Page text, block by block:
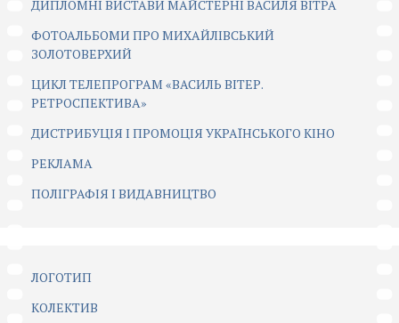
ДИПЛОМНІ ВИСТАВИ МАЙСТЕРНІ ВАСИЛЯ ВІТРА
ФОТОАЛЬБОМИ ПРО МИХАЙЛІВСЬКИЙ
ЗОЛОТОВЕРХИЙ
ЦИКЛ ТЕЛЕПРОГРАМ «ВАСИЛЬ ВІТЕР.
РЕТРОСПЕКТИВА»
ДИСТРИБУЦІЯ І ПРОМОЦІЯ УКРАЇНСЬКОГО КІНО
РЕКЛАМА
ПОЛІГРАФІЯ І ВИДАВНИЦТВО
ЛОГОТИП
КОЛЕКТИВ